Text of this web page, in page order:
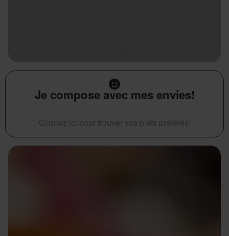
Je compose avec mes envies!
Cliquez ici pour trouver vos plats préférés!